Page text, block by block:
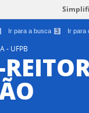
Ir para a busca 3 Ir para
- UFPB